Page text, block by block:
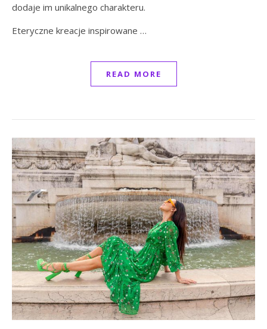
dodaje im unikalnego charakteru.
Eteryczne kreacje inspirowane …
READ MORE